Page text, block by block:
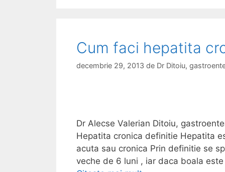
Cum faci hepatita
decembrie 29, 2013 de Dr Ditoiu,
Dr Alecse Valerian Ditoiu,
Hepatita cronica definitie Hepatita
acuta sau cronica Prin definitie se
veche de 6 luni , iar daca boala